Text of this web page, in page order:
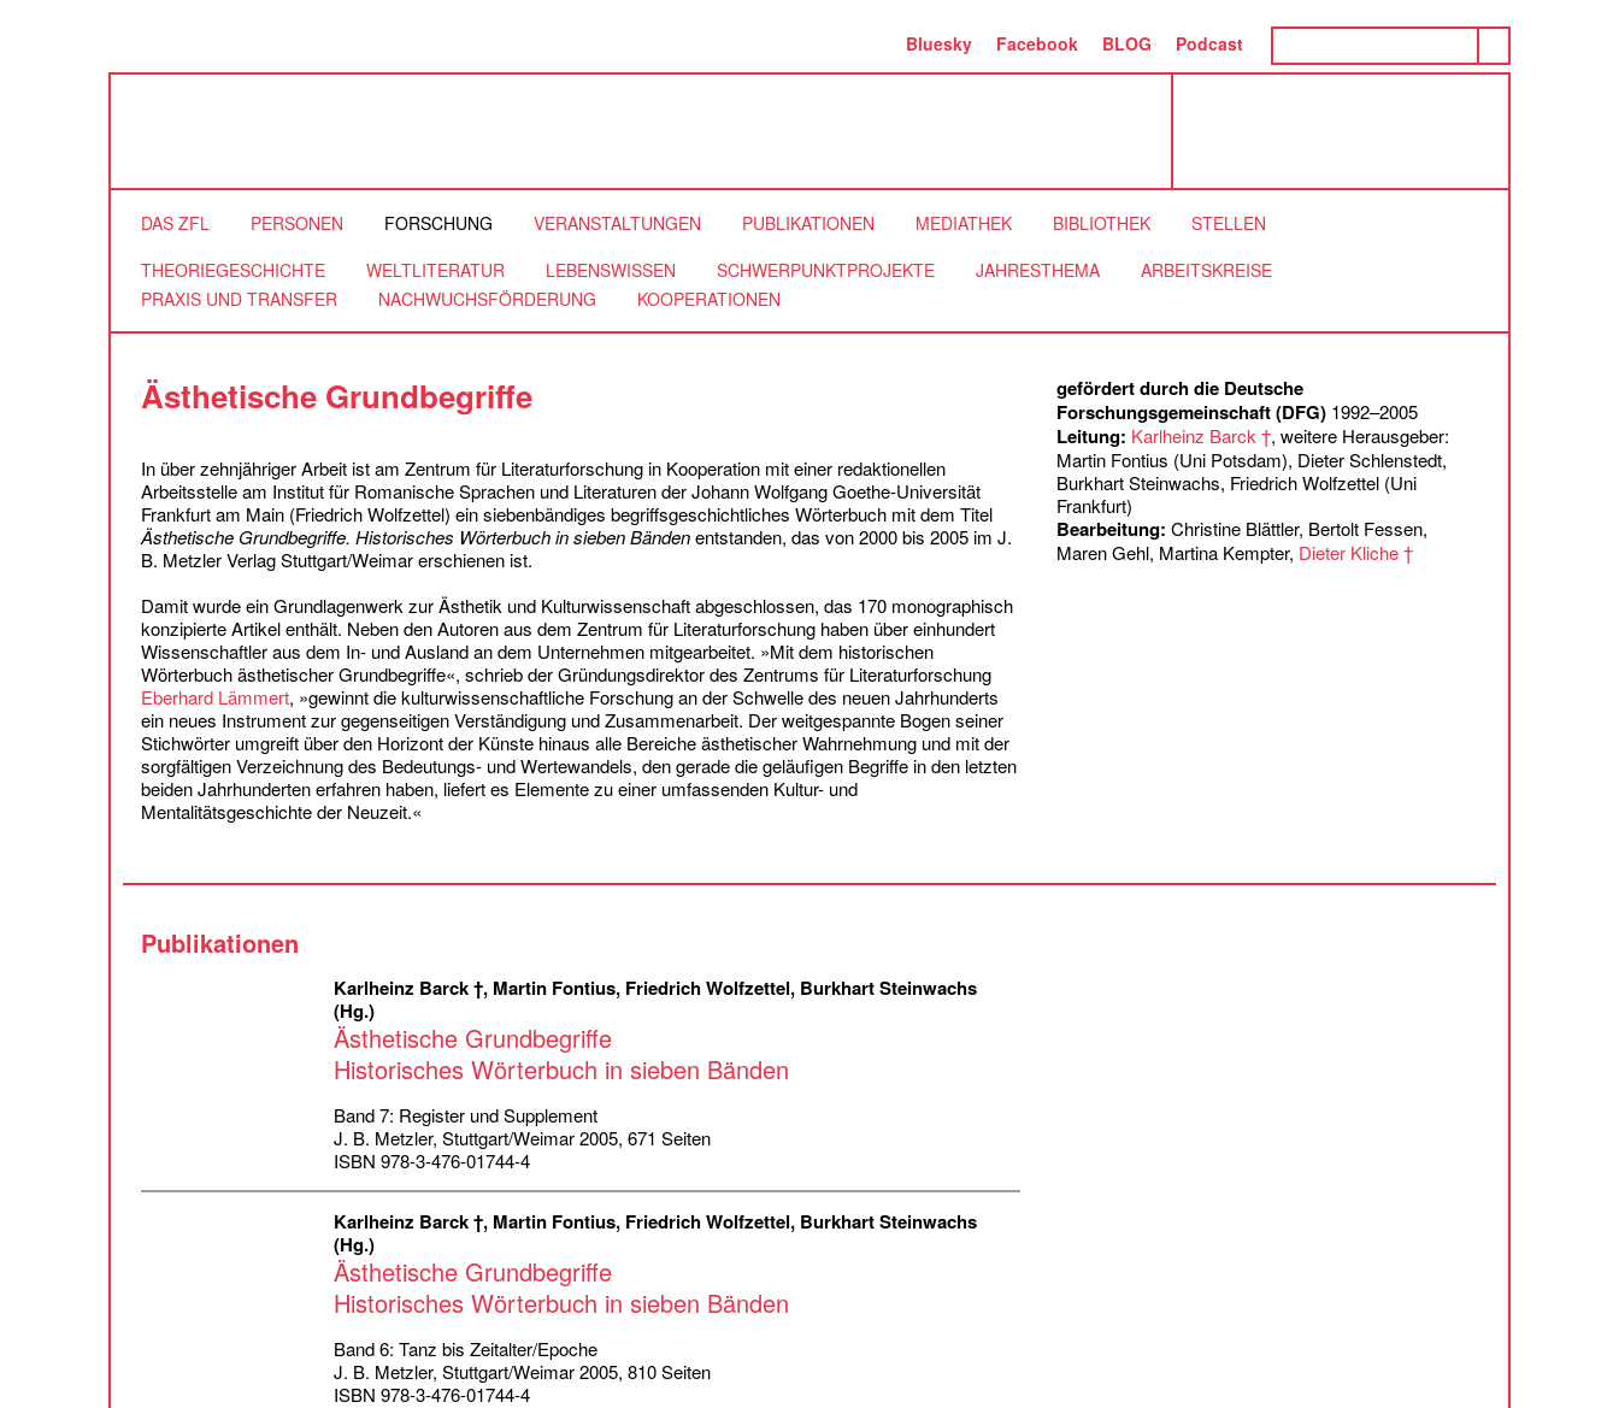
DAS ZFL PERSONEN FORSCHUNG VERANSTALTUNGEN PUBLIKATIONEN MEDIATHEK BIBLIOTHEK STELLEN
Bluesky Facebook BLOG Podcast
THEORIEGESCHICHTE WELTLITERATUR LEBENSWISSEN SCHWERPUNKTPROJEKTE JAHRESTHEMA
ARBEITSKREISE
PRAXIS UND TRANSFER
NACHWUCHSFÖRDERUNG KOOPERATIONEN
Ästhetische Grundbegriffe
In über zehnjähriger Arbeit ist am Zentrum für Literaturforschung in Kooperation mit einer redaktionellen
Arbeitsstelle am Institut für Romanische Sprachen und Literaturen der Johann Wolfgang Goethe-Universität
Frankfurt am Main (Friedrich Wolfzettel) ein siebenbändiges begriffsgeschichtliches Wörterbuch mit dem Titel
Ästhetische Grundbegriffe. Historisches Wörterbuch in sieben Bändenentstanden, das von 2000 bis 2005 im J.
B. Metzler Verlag Stuttgart/Weimar erschienen ist.
Damit wurde ein Grundlagenwerk zur Ästhetik und Kulturwissenschaft abgeschlossen, das 170 monographisch
konzipierte Artikel enthält. Neben den Autoren aus dem Zentrum für Literaturforschung haben über einhundert
Wissenschaftler aus dem In- und Ausland an dem Unternehmen mitgearbeitet. »Mit dem historischen
Wörterbuch ästhetischer Grundbegriffe«, schrieb der Gründungsdirektor des Zentrums für Literaturforschung
Eberhard Lämmert, »gewinnt die kulturwissenschaftliche Forschung an der Schwelle des neuen Jahrhunderts
ein neues Instrument zur gegenseitigen Verständigung und Zusammenarbeit. Der weitgespannte Bogen seiner
Stichwörter umgreift über den Horizont der Künste hinaus alle Bereiche ästhetischer Wahrnehmung und mit der
sorgfältigen Verzeichnung des Bedeutungs- und Wertewandels, den gerade die geläufigen Begriffe in den letzten
beiden Jahrhunderten erfahren haben, liefert es Elemente zu einer umfassenden Kultur- und
Mentalitätsgeschichte der Neuzeit.«
gefördert durch die Deutsche
Forschungsgemeinschaft (DFG) 1992–2005
Leitung: Karlheinz Barck †, weitere Herausgeber:
Martin Fontius (Uni Potsdam), Dieter Schlenstedt,
Burkhart Steinwachs, Friedrich Wolfzettel (Uni
Frankfurt)
Bearbeitung: Christine Blättler, Bertolt Fessen,
Maren Gehl, Martina Kempter, Dieter Kliche †
Publikationen
Karlheinz Barck †, Martin Fontius, Friedrich Wolfzettel, Burkhart Steinwachs
(Hg.)
Ästhetische Grundbegriffe
Historisches Wörterbuch in sieben Bänden
Band 7: Register und Supplement
J. B. Metzler, Stuttgart/Weimar 2005, 671 Seiten
ISBN 978-3-476-01744-4
Karlheinz Barck †, Martin Fontius, Friedrich Wolfzettel, Burkhart Steinwachs
(Hg.)
Ästhetische Grundbegriffe
Historisches Wörterbuch in sieben Bänden
Band 6: Tanz bis Zeitalter/Epoche
J. B. Metzler, Stuttgart/Weimar 2005, 810 Seiten
ISBN 978-3-476-01744-4